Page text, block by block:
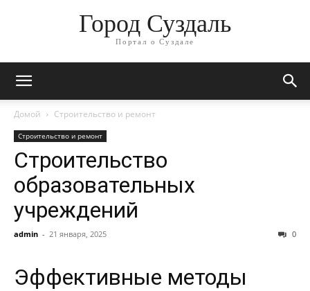
Город Суздаль
Портал о Суздале
Домой Строительство и ремонт
Строительство и ремонт
Строительство
образовательных
учреждений
admin - 21 января, 2025 0
Эффективные методы